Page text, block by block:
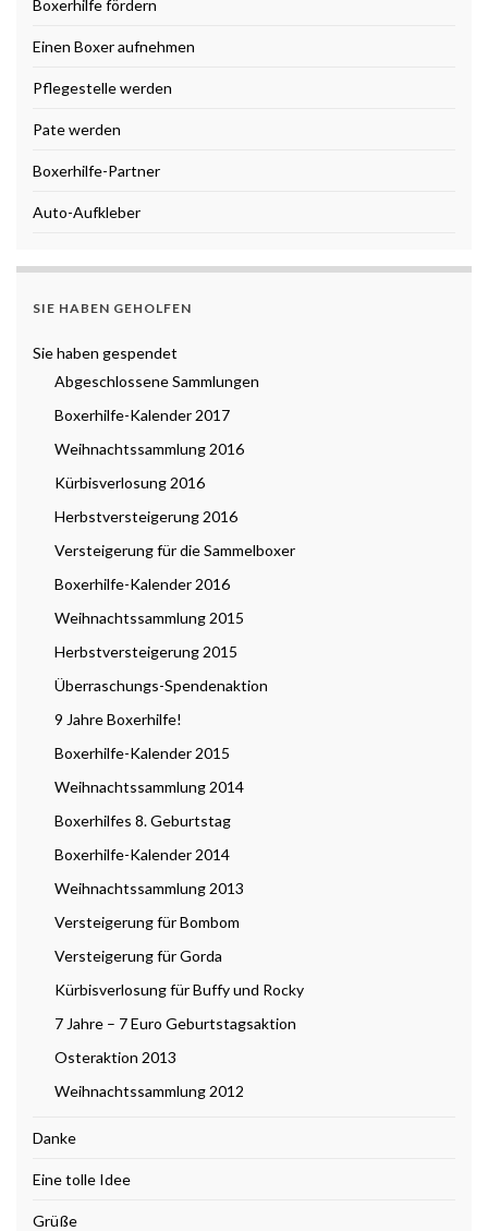
Boxerhilfe fördern
Einen Boxer aufnehmen
Pflegestelle werden
Pate werden
Boxerhilfe-Partner
Auto-Aufkleber
SIE HABEN GEHOLFEN
Sie haben gespendet
Abgeschlossene Sammlungen
Boxerhilfe-Kalender 2017
Weihnachtssammlung 2016
Kürbisverlosung 2016
Herbstversteigerung 2016
Versteigerung für die Sammelboxer
Boxerhilfe-Kalender 2016
Weihnachtssammlung 2015
Herbstversteigerung 2015
Überraschungs-Spendenaktion
9 Jahre Boxerhilfe!
Boxerhilfe-Kalender 2015
Weihnachtssammlung 2014
Boxerhilfes 8. Geburtstag
Boxerhilfe-Kalender 2014
Weihnachtssammlung 2013
Versteigerung für Bombom
Versteigerung für Gorda
Kürbisverlosung für Buffy und Rocky
7 Jahre – 7 Euro Geburtstagsaktion
Osteraktion 2013
Weihnachtssammlung 2012
Danke
Eine tolle Idee
Grüße